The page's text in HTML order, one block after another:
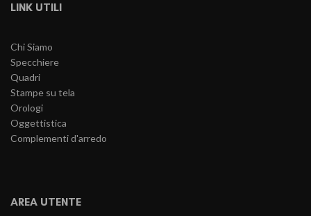
LINK UTILI
Chi Siamo
Specchiere
Quadri
Stampe su tela
Orologi
Oggettistica
Complementi d'arredo
AREA UTENTE